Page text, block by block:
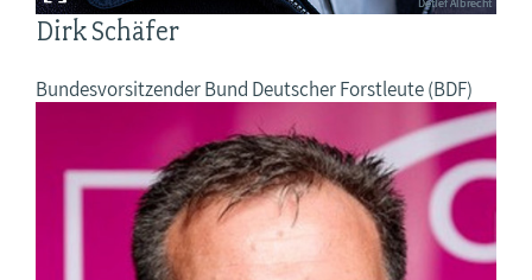
Detlef Albrecht
Dirk Schäfer
Bundesvorsitzender Bund Deutscher Forstleute (BDF)